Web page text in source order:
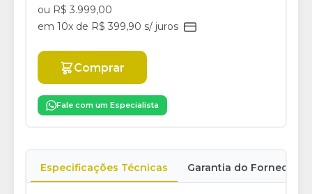
ou R$ 3.999,00
em 10x de R$ 399,90 s/ juros
Comprar
Fale com um Especialista
Especificações Técnicas Garantia do Fornecedor